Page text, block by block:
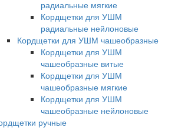
радиальные мягкие
Кордщетки для УШМ
радиальные нейлоновые
Кордщетки для УШМ чашеобразные
Кордщетки для УШМ
чашеобразные витые
Кордщетки для УШМ
чашеобразные мягкие
Кордщетки для УШМ
чашеобразные нейлоновые
ручные